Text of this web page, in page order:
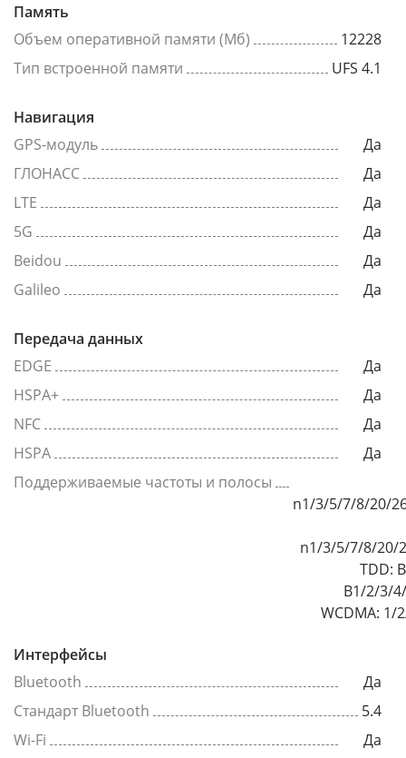
Память
Объем оперативной памяти (Мб)
12228
Тип встроенной памяти
UFS 4.1
Навигация
GPS-модуль
Да
ГЛОНАСС
Да
LTE
Да
5G
Да
Beidou
Да
Galileo
Да
Передача данных
EDGE
Да
HSPA+
Да
NFC
Да
HSPA
Да
Поддерживаемые частоты и полосы
n1/3/5/7/8/20/
n1/3/5/7/8/20/
TDD:
B1/2/3/
WCDMA: 1/
Интерфейсы
Bluetooth
Да
Стандарт Bluetooth
5.4
Wi-Fi
Да